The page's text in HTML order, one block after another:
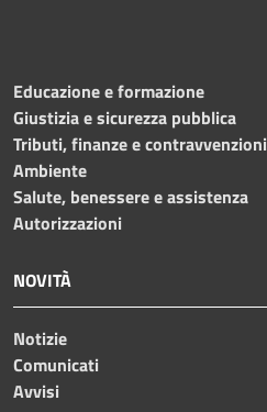
Educazione e formazione
Giustizia e sicurezza pubblica
Tributi, finanze e contravvenzioni
Ambiente
Salute, benessere e assistenza
Autorizzazioni
NOVITÀ
Notizie
Comunicati
Avvisi